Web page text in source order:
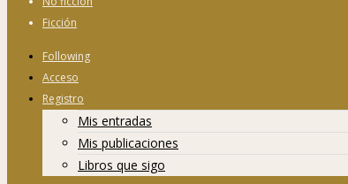
Ficción
Following
Acceso
Registro
Mis entradas
Mis publicaciones
Libros que sigo